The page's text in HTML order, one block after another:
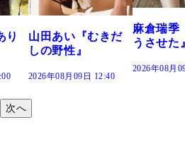
だ
麻倉瑞季『夏がそ
うさせた』
青山ひか
100％』
2026年08月
次へ